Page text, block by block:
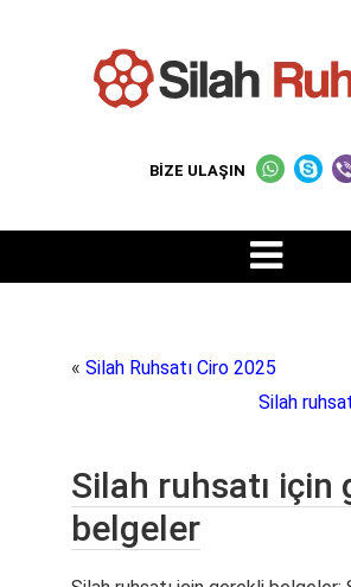
BİZE ULAŞIN
« Silah Ruhsatı Ciro 2025
Silah
Silah ruhsatı için
belgeler